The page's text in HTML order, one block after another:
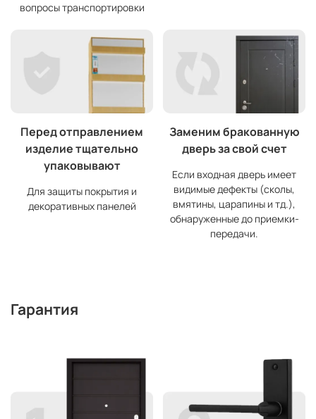
вопросы транспортировки
Перед отправлением
изделие тщательно
упаковывают
Для защиты покрытия и
декоративных панелей
Заменим бракованную
дверь за свой счет
Если входная дверь имеет
видимые дефекты (сколы,
вмятины, царапины и тд.),
обнаруженные до приемки-
передачи.
Гарантия